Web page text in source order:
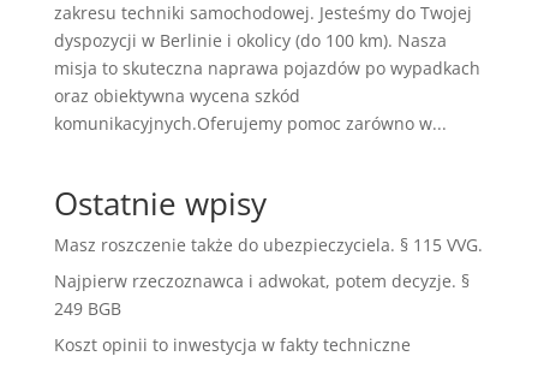
zakresu techniki samochodowej. Jesteśmy do Twojej
dyspozycji w Berlinie i okolicy (do 100 km). Nasza
misja to skuteczna naprawa pojazdów po wypadkach
oraz obiektywna wycena szkód
komunikacyjnych.Oferujemy pomoc zarówno w...
Ostatnie wpisy
Masz roszczenie także do ubezpieczyciela. § 115 VVG.
Najpierw rzeczoznawca i adwokat, potem decyzje. §
249 BGB
Koszt opinii to inwestycja w fakty techniczne